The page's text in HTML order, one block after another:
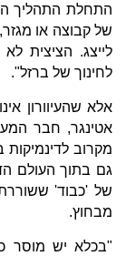
התחלת התהליך
של קבוצה או
לייצג. הציצית
לחינוך של ברזל".
אלא שהעיוורון
אטינגר, חבר
מקרוב
גם בתוך העולם
של 'כבוד' ששוררת
מבחוץ.
"בכלא יש מוסר